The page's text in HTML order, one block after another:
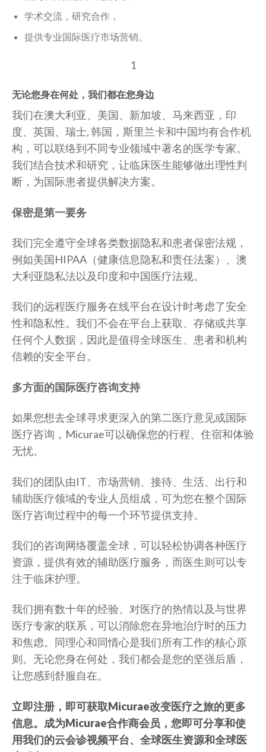
学术交流，研究合作，
提供专业国际医疗市场营销。
1
无论您身在何处，我们都在您身边
我们在澳大利亚、美国、新加坡、马来西亚，印
度、英国、瑞士, 韩国，斯里兰卡和中国均有合作机
构，可以联络到不同专业领域中著名的医学专家。
我们结合技术和研究，让临床医生能够做出理性判
断，为国际患者提供解决方案。
保密是第一要务
我们完全遵守全球各类数据隐私和患者保密法规，
例如美国HIPAA（健康信息隐私和责任法案）、澳
大利亚隐私法以及印度和中国医疗法规。
我们的远程医疗服务在线平台在设计时考虑了安全
性和隐私性。我们不会在平台上获取、存储或共享
任何个人数据，因此是值得全球医生、患者和机构
信赖的安全平台。
多方面的国际医疗咨询支持
如果您想去全球寻求更深入的第二医疗意见或国际
医疗咨询，Micurae可以确保您的行程、住宿和体验
无忧。
我们的团队由IT、市场营销、接待、生活、出行和
辅助医疗领域的专业人员组成，可为您在整个国际
医疗咨询过程中的每一个环节提供支持。
我们的咨询网络覆盖全球，可以轻松协调各种医疗
资源，提供有效的辅助医疗服务，而医生则可以专
注于临床护理。
我们拥有数十年的经验、对医疗的热情以及与世界
医疗专家的联系，可以消除您在异地治疗时的压力
和焦虑。同理心和同情心是我们所有工作的核心原
则。无论您身在何处，我们都会是您的坚强后盾，
让您感到舒服自在。
立即注册，即可获取Micurae改变医疗之旅的更多
信息。成为Micurae合作商会员 ，您即可分享和使
用我们的云会诊视频平台、全球医生资源和全球医